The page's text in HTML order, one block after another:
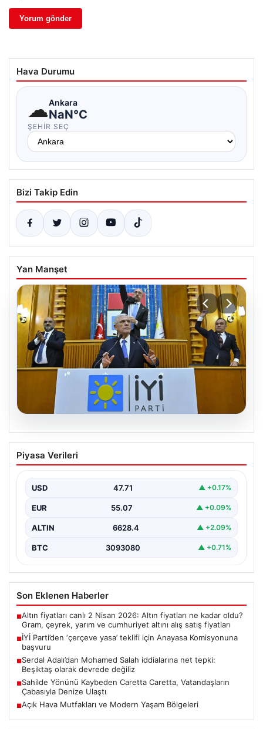
Hava Durumu
☁Ankara
NaN°C
ŞEHIR SEÇ
Bizi Takip Edin
Yan Manşet
İYİ Parti’den ‘çerçeve yasa’ teklifi için
Anayasa Komisyonuna başvuru
Piyasa Verileri
USD 47.71 ▲ +0.17%
EUR 55.07 ▲ +0.09%
ALTIN 6628.4 ▲ +2.09%
BTC 3093080 ▲ +0.71%
Son Eklenen Haberler
■Altın fiyatları canlı 2 Nisan 2026: Altın fiyatları ne kadar oldu?
Gram, çeyrek, yarım ve cumhuriyet altını alış satış fiyatları
■İYİ Parti’den ‘çerçeve yasa’ teklifi için Anayasa Komisyonuna
başvuru
■Serdal Adalı’dan Mohamed Salah iddialarına net tepki:
Beşiktaş olarak devrede değiliz
■Sahilde Yönünü Kaybeden Caretta Caretta, Vatandaşların
Çabasıyla Denize Ulaştı
■Açık Hava Mutfakları ve Modern Yaşam Bölgeleri